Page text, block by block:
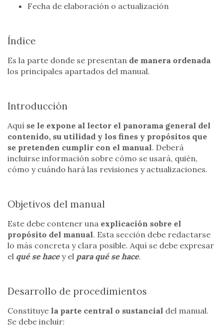
Fecha de elaboración o actualización
Índice
Es la parte donde se presentan de manera ordenada
los principales apartados del manual.
Introducción
Aquí se le expone al lector el panorama general del
contenido, su utilidad y los fines y propósitos que
se pretenden cumplir con el manual. Deberá
incluirse información sobre cómo se usará, quién,
cómo y cuándo hará las revisiones y actualizaciones.
Objetivos del manual
Este debe contener una explicación sobre el
propósito del manual. Esta sección debe redactarse
lo más concreta y clara posible. Aquí se debe expresar
el qué se hacey el para qué se hace.
Desarrollo de procedimientos
Constituye la parte central o sustancial del manual.
Se debe incluir: